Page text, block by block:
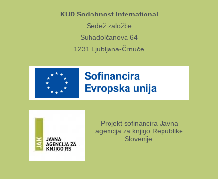
KUD Sodobnost International
Sedež založbe
Suhadolčanova 64
1231 Ljubljana-Črnuče
Projekt sofinancira Javna
agencija za knjigo Republike
Slovenije.